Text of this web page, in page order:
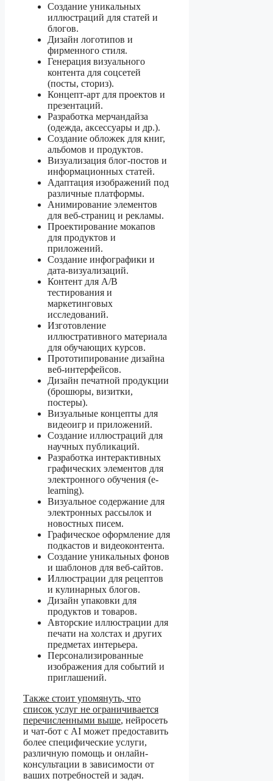
Создание уникальных
иллюстраций для статей и
блогов.
Дизайн логотипов и
фирменного стиля.
Генерация визуального
контента для соцсетей
(посты, сториз).
Концепт-арт для проектов и
презентаций.
Разработка мерчандайза
(одежда, аксессуары и др.).
Создание обложек для книг,
альбомов и продуктов.
Визуализация блог-постов и
информационных статей.
Адаптация изображений под
различные платформы.
Анимирование элементов
для веб-страниц и рекламы.
Проектирование мокапов
для продуктов и
приложений.
Создание инфографики и
дата-визуализаций.
Контент для A/B
тестирования и
маркетинговых
исследований.
Изготовление
иллюстративного материала
для обучающих курсов.
Прототипирование дизайна
веб-интерфейсов.
Дизайн печатной продукции
(брошюры, визитки,
постеры).
Визуальные концепты для
видеоигр и приложений.
Создание иллюстраций для
научных публикаций.
Разработка интерактивных
графических элементов для
электронного обучения (e-
learning).
Визуальное содержание для
электронных рассылок и
новостных писем.
Графическое оформление для
подкастов и видеоконтента.
Создание уникальных фонов
и шаблонов для веб-сайтов.
Иллюстрации для рецептов
и кулинарных блогов.
Дизайн упаковки для
продуктов и товаров.
Авторские иллюстрации для
печати на холстах и других
предметах интерьера.
Персонализированные
изображения для событий и
приглашений.
Также стоит упомянуть, что
список услуг не ограничивается
перечисленными выше, нейросеть
и чат-бот с AI может предоставить
более специфические услуги,
различную помощь и онлайн-
консультации в зависимости от
ваших потребностей и задач.